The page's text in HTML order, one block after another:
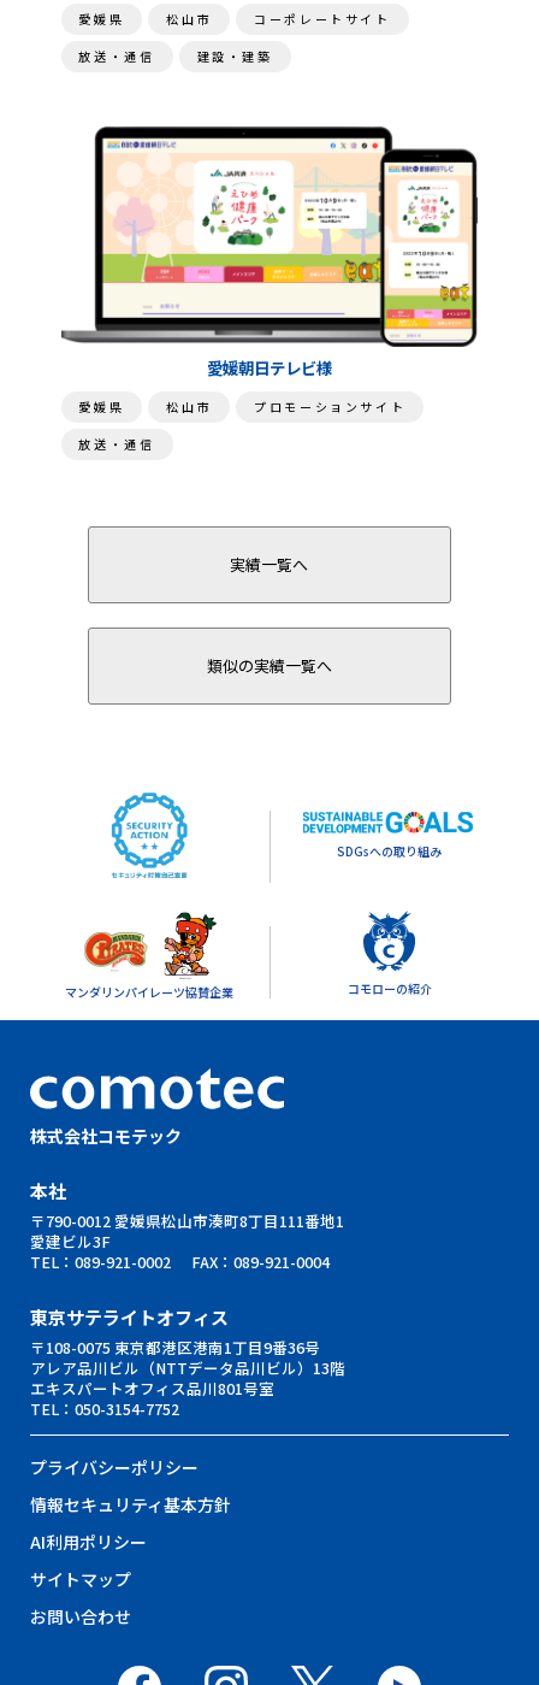
愛媛県 松山市 コーポレートサイト
放送・通信 建設・建築
愛媛朝日テレビ様
愛媛県 松山市 プロモーションサイト
放送・通信
実績一覧へ
類似の実績一覧へ
SDGsへの取り組み
マンダリンパイレーツ協賛企業 コモローの紹介
株式会社コモテック
本社
〒790-0012 愛媛県松山市湊町8丁目111番地1
愛建ビル3F
TEL： 089-921-0002 FAX：089-921-0004
東京サテライトオフィス
〒108-0075 東京都港区港南1丁目9番36号
アレア品川ビル（NTTデータ品川ビル）13階
エキスパートオフィス品川801号室
TEL： 050-3154-7752
プライバシーポリシー
情報セキュリティ基本⽅針
AI利用ポリシー
サイトマップ
お問い合わせ